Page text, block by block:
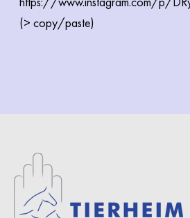
(> copy/paste)